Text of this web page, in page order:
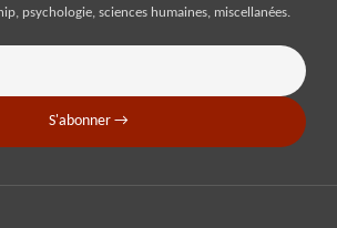
psychologie, sciences humaines, miscellanées.
S'abonner →